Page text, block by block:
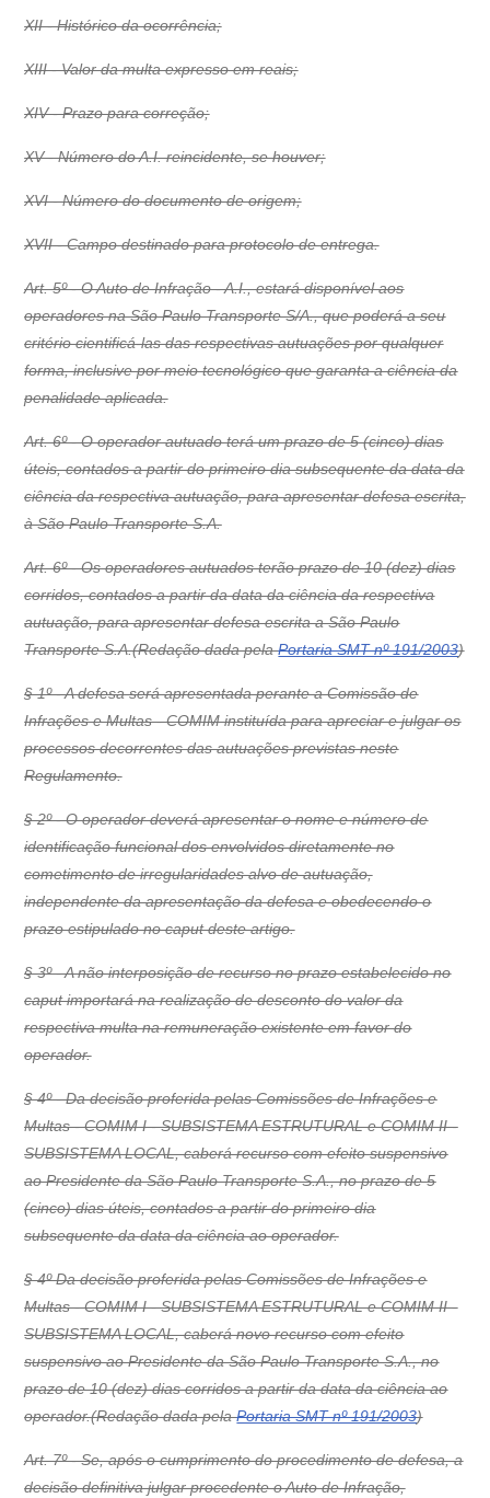
XII - Histórico da ocorrência;
XIII - Valor da multa expresso em reais;
XIV - Prazo para correção;
XV - Número do A.I. reincidente, se houver;
XVI - Número do documento de origem;
XVII - Campo destinado para protocolo de entrega.
Art. 5º - O Auto de Infração - A.I., estará disponível aos
operadores na São Paulo Transporte S/A., que poderá a seu
critério cientificá-las das respectivas autuações por qualquer
forma, inclusive por meio tecnológico que garanta a ciência da
penalidade aplicada.
Art. 6º - O operador autuado terá um prazo de 5 (cinco) dias
úteis, contados a partir do primeiro dia subsequente da data da
ciência da respectiva autuação, para apresentar defesa escrita,
à São Paulo Transporte S.A.
Art. 6º - Os operadores autuados terão prazo de 10 (dez) dias
corridos, contados a partir da data da ciência da respectiva
autuação, para apresentar defesa escrita a São Paulo
Transporte S.A.(Redação dada pelaPortaria SMT nº 191/2003)
§ 1º - A defesa será apresentada perante a Comissão de
Infrações e Multas - COMIM instituída para apreciar e julgar os
processos decorrentes das autuações previstas neste
Regulamento.
§ 2º - O operador deverá apresentar o nome e número de
identificação funcional dos envolvidos diretamente no
cometimento de irregularidades alvo de autuação,
independente da apresentação da defesa e obedecendo o
prazo estipulado no caput deste artigo.
§ 3º - A não interposição de recurso no prazo estabelecido no
caput importará na realização de desconto do valor da
respectiva multa na remuneração existente em favor do
operador.
§ 4º - Da decisão proferida pelas Comissões de Infrações e
Multas - COMIM I - SUBSISTEMA ESTRUTURAL e COMIM II -
SUBSISTEMA LOCAL, caberá recurso com efeito suspensivo
ao Presidente da São Paulo Transporte S.A., no prazo de 5
(cinco) dias úteis, contados a partir do primeiro dia
subsequente da data da ciência ao operador.
§ 4º Da decisão proferida pelas Comissões de Infrações e
Multas - COMIM I - SUBSISTEMA ESTRUTURAL e COMIM II -
SUBSISTEMA LOCAL, caberá novo recurso com efeito
suspensivo ao Presidente da São Paulo Transporte S.A., no
prazo de 10 (dez) dias corridos a partir da data da ciência ao
operador.(Redação dada pelaPortaria SMT nº 191/2003)
Art. 7º - Se, após o cumprimento do procedimento de defesa, a
decisão definitiva julgar procedente o Auto de Infração,